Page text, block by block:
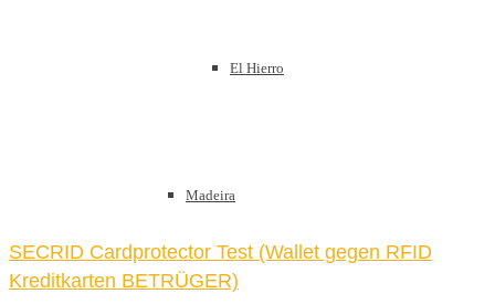
El Hierro
Madeira
SECRID Cardprotector Test (Wallet gegen RFID
Kreditkarten BETRÜGER)